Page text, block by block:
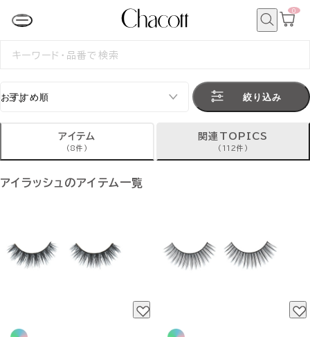
カ
0
検
絞り込み
アイテム
(8件)
関連TOPICS
(112件)
アイラッシュのアイテム一覧